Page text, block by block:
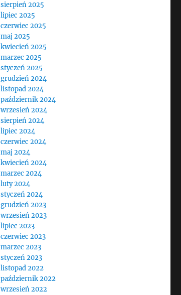
sierpień 2025
lipiec 2025
czerwiec 2025
maj 2025
kwiecień 2025
marzec 2025
styczeń 2025
grudzień 2024
listopad 2024
październik 2024
wrzesień 2024
sierpień 2024
lipiec 2024
czerwiec 2024
maj 2024
kwiecień 2024
marzec 2024
luty 2024
styczeń 2024
grudzień 2023
wrzesień 2023
lipiec 2023
czerwiec 2023
marzec 2023
styczeń 2023
listopad 2022
październik 2022
wrzesień 2022